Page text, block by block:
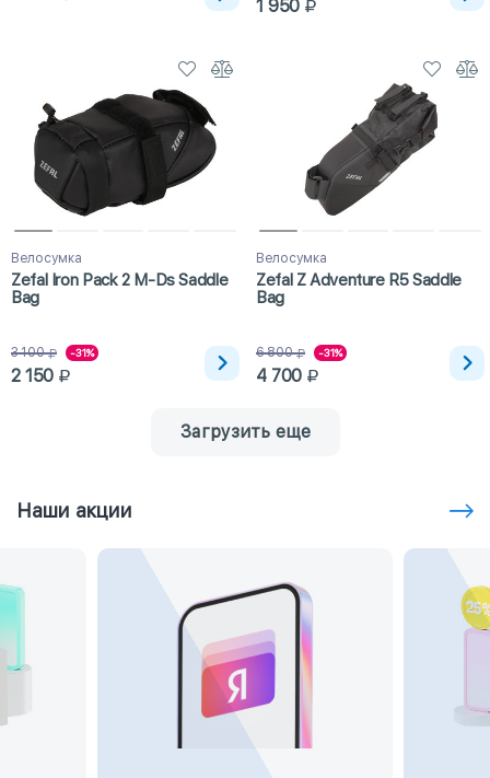
1 950
Велосумка
Zefal Iron Pack 2 M-Ds Saddle
Bag
3 100 -31%
2 150
Велосумка
Zefal Z Adventure R5 Saddle
Bag
6 800 -31%
4 700
Загрузить еще
Наши акции